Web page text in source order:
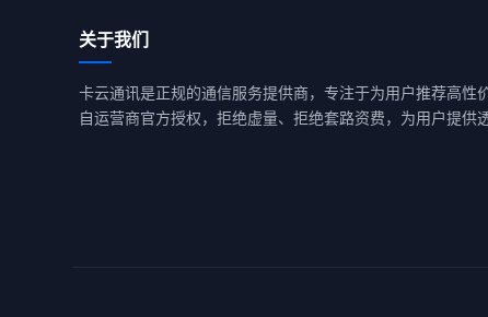
关于我们
卡云通讯是正规的通信服务提供商，专注于为用户推荐高性
自运营商官方授权，拒绝虚量、拒绝套路资费，为用户提供